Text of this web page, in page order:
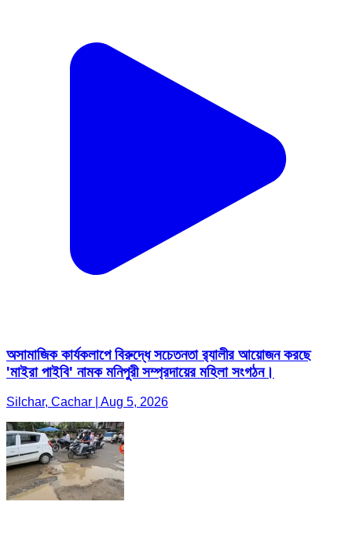
অসামাজিক কার্যকলাপে বিরুদ্ধে সচেতনতা র‍্যালীর আয়োজন করছে
'মাইরা পাইবি' নামক মনিপুরী সম্প্রদায়ের মহিলা সংগঠন।
Silchar, Cachar | Aug 5, 2026